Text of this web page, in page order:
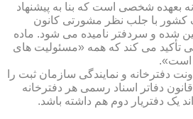
بعهده شخصی است که بنا به پیشنهاد
کشور با جلب نظر مشورتی کانون
شده و سردفتر نامیده می شود. ماده
تأکید می کند که همه «مسئولیت های
است».
دفترخانه و نمایندگی سازمان ثبت را
دارا می باشد.طبق ماده ۳ قانون دفاتر اسناد رسمی هر دفترخانه
یک دفتریار دوم هم داشته باشد.